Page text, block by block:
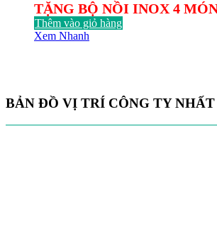
TẶNG BỘ NỒI INOX 4
Thêm vào giỏ hàng
Xem Nhanh
BẢN ĐỒ VỊ TRÍ CÔNG TY